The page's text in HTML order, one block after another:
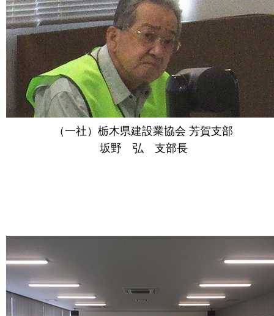
（一社）栃木県建設業協会 芳賀支部
坂野 弘 支部長